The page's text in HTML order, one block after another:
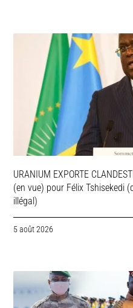
URANIUM EXPORTE
(en vue) pour Félix Tshisekedi
illégal)
5 août 2026